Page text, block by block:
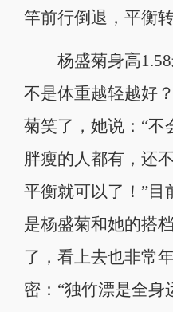
竿前行倒退，平衡转
杨盛菊身高1.58
不是体重越轻越好
菊笑了，她说：“不
胖瘦的人都有，还
平衡就可以了！”目
是杨盛菊和她的搭
了，看上去也非常
密：“独竹漂是全身